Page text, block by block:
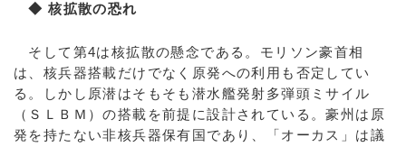
◆ 核拡散の恐れ
そして第4は核拡散の懸念である。モリソン豪首相
は、核兵器搭載だけでなく原発への利用も否定してい
る。しかし原潜はそもそも潜水艦発射多弾頭ミサイル
（ＳＬＢＭ）の搭載を前提に設計されている。豪州は原
発を持たない非核兵器保有国であり、「オーカス」は議